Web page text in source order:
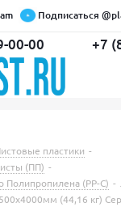
Подписаться
00-00 +7
пластики -
(ПП) -
Полипропилена (РР-С) -
(44,16 кг)